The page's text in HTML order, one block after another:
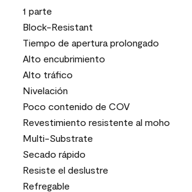
1 parte
Block-Resistant
Tiempo de apertura prolongado
Alto encubrimiento
Alto tráfico
Nivelación
Poco contenido de COV
Revestimiento resistente al moho
Multi-Substrate
Secado rápido
Resiste el deslustre
Refregable